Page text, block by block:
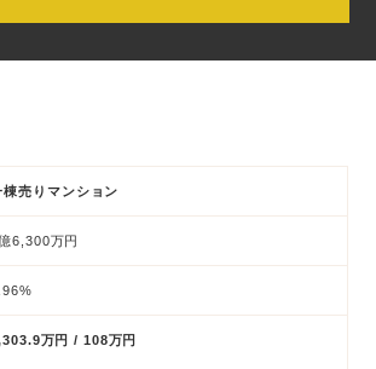
棟売りマンション
6,300万円
万円 / 108万円